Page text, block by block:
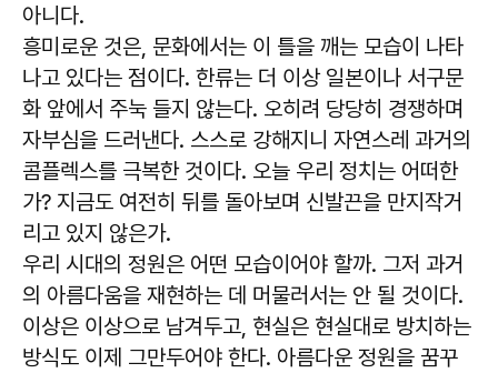
아니다.
흥미로운 것은, 문화에서는 이 틀을 깨는 모습이 나타
나고 있다는 점이다. 한류는 더 이상 일본이나 서구문
화 앞에서 주눅 들지 않는다. 오히려 당당히 경쟁하며
자부심을 드러낸다. 스스로 강해지니 자연스레 과거의
콤플렉스를 극복한 것이다. 오늘 우리 정치는 어떠한
가? 지금도 여전히 뒤를 돌아보며 신발끈을 만지작거
리고 있지 않은가.
우리 시대의 정원은 어떤 모습이어야 할까. 그저 과거
의 아름다움을 재현하는 데 머물러서는 안 될 것이다.
이상은 이상으로 남겨두고, 현실은 현실대로 방치하는
방식도 이제 그만두어야 한다. 아름다운 정원을 꿈꾸